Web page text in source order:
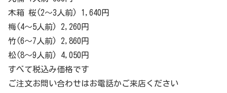
木箱 桜(2～3人前) 1,640円
梅(4～5人前) 2,260円
竹(6～7人前) 2,860円
松(8～9人前) 4,050円
すべて税込み価格です
ご注文お問い合わせはお電話かご来店ください